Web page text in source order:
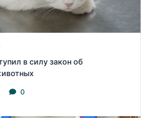
в силу закон об
0